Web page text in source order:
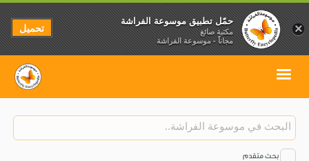
بحث متقدم
×
حمّل تطبيق موسوعة الفراشة
مكتبة صائغ
مجاناً - موسوعة الفراشة
تحميل